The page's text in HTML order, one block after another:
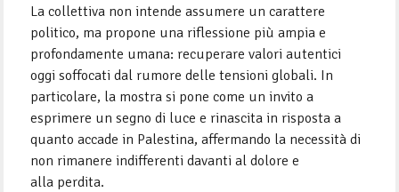
La collettiva non intende assumere un carattere
politico, ma propone una riflessione più ampia e
profondamente umana: recuperare valori autentici
oggi soffocati dal rumore delle tensioni globali. In
particolare, la mostra si pone come un invito a
esprimere un segno di luce e rinascita in risposta a
quanto accade in Palestina, affermando la necessità di
non rimanere indifferenti davanti al dolore e
alla perdita.